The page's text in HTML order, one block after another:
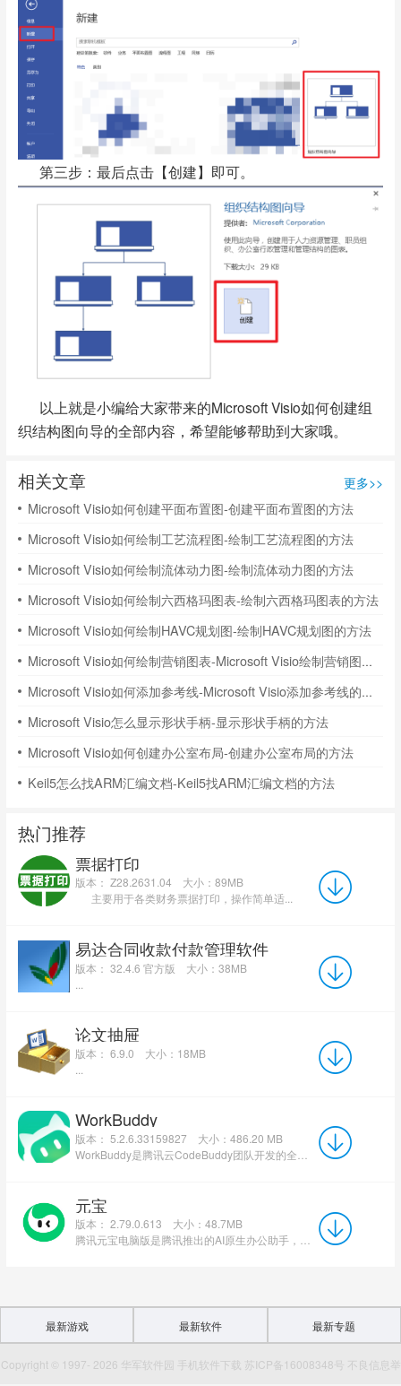
第三步：最后点击【创建】即可。
以上就是小编给大家带来的Microsoft Visio如何创建组
织结构图向导的全部内容，希望能够帮助到大家哦。
相关文章
更多>>
Microsoft Visio如何创建平面布置图-创建平面布置图的方法
Microsoft Visio如何绘制工艺流程图-绘制工艺流程图的方法
Microsoft Visio如何绘制流体动力图-绘制流体动力图的方法
Microsoft Visio如何绘制六西格玛图表-绘制六西格玛图表的方法
Microsoft Visio如何绘制HAVC规划图-绘制HAVC规划图的方法
Microsoft Visio如何绘制营销图表-Microsoft Visio绘制营销图表的方法
Microsoft Visio如何添加参考线-Microsoft Visio添加参考线的方法
Microsoft Visio怎么显示形状手柄-显示形状手柄的方法
Microsoft Visio如何创建办公室布局-创建办公室布局的方法
Keil5怎么找ARM汇编文档-Keil5找ARM汇编文档的方法
热门推荐
票据打印
版本： Z28.2631.04
大小：89MB
主要用于各类财务票据打印，操作简单适...
易达合同收款付款管理软件
版本： 32.4.6 官方版
大小：38MB
论文抽屉
版本： 6.9.0
大小：18MB
WorkBuddy
版本： 5.2.6.33159827
大小：486.20 MB
元宝
版本： 2.79.0.613
大小：48.7MB
最新游戏 最新软件 最新专题
Copyright © 1997- 2026 华军软件园 手机软件下载 苏ICP备16008348号 不良信息举